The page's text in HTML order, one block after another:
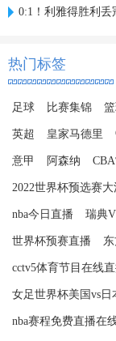
0:1！利雅得胜利
热门标签
足球 比赛集锦
英超 皇家马德里
意甲 阿森纳
2022世界杯预选赛
nba今日直播 瑞典
世界杯预赛直播
cctv5体育节目在线
女足世界杯美国vs日
nba赛程免费直播在